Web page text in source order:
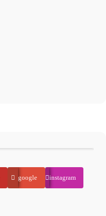
google instagram